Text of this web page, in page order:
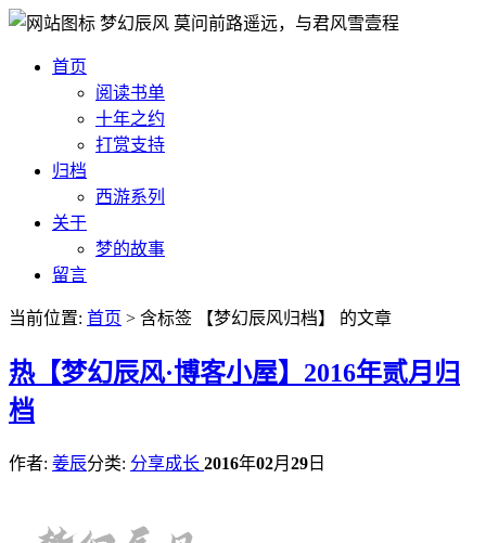
梦幻辰风 莫问前路遥远，与君风雪壹程
首页
阅读书单
十年之约
打赏支持
归档
西游系列
关于
梦的故事
留言
当前位置: 首页 > 含标签 【梦幻辰风归档】 的文章
热【梦幻辰风·博客小屋】2016年贰月归
档
作者: 姜辰分类: 分享成长 2016年02月 29 日